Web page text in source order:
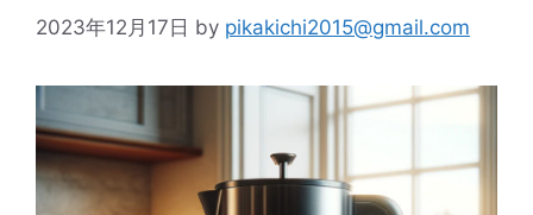
2023年12月17日 by pikakichi2015@gmail.com